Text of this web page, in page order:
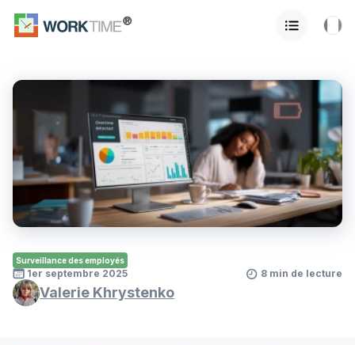
Surveillance des employés
1er septembre 2025 8 min de lecture
Valerie Khrystenko